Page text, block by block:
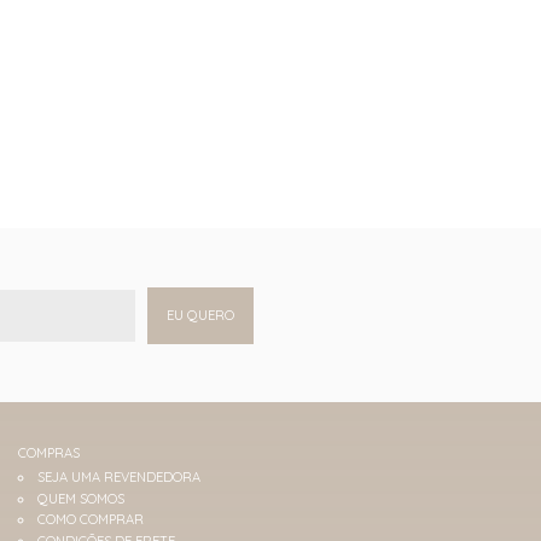
EU QUERO
COMPRAS
SEJA UMA REVENDEDORA
QUEM SOMOS
COMO COMPRAR